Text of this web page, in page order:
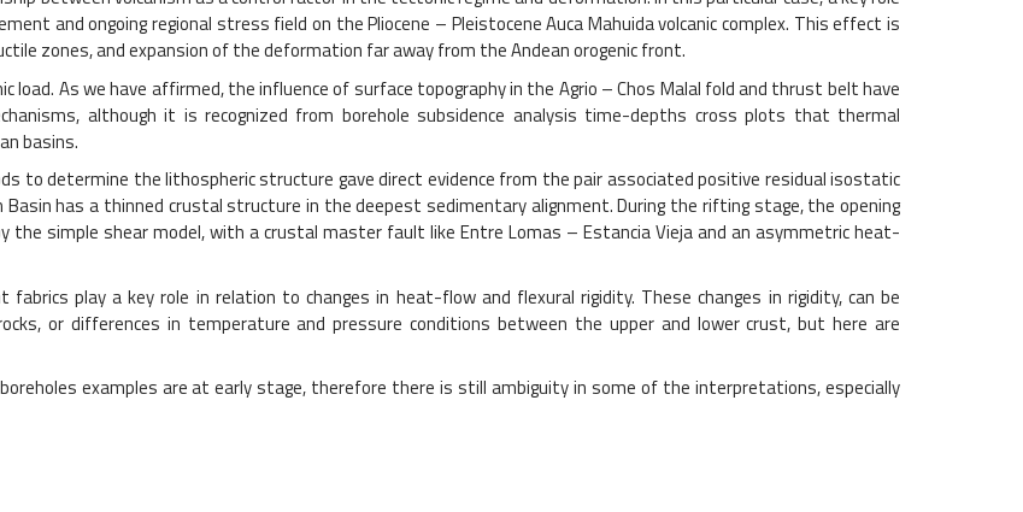
and ongoing regional stress field on the Pliocene – Pleistocene Auca Mahuida volcanic complex. This effect is
zones, and expansion of the deformation far away from the Andean orogenic front.
As we have affirmed, the influence of surface topography in the Agrio – Chos Malal fold and thrust belt have
although it is recognized from borehole subsidence analysis time-depths cross plots that thermal
basins.
determine the lithospheric structure gave direct evidence from the pair associated positive residual isostatic
has a thinned crustal structure in the deepest sedimentary alignment. During the rifting stage, the opening
the simple shear model, with a crustal master fault like Entre Lomas – Estancia Vieja and an asymmetric heat-
play a key role in relation to changes in heat-flow and flexural rigidity. These changes in rigidity, can be
or differences in temperature and pressure conditions between the upper and lower crust, but here are
examples are at early stage, therefore there is still ambiguity in some of the interpretations, especially